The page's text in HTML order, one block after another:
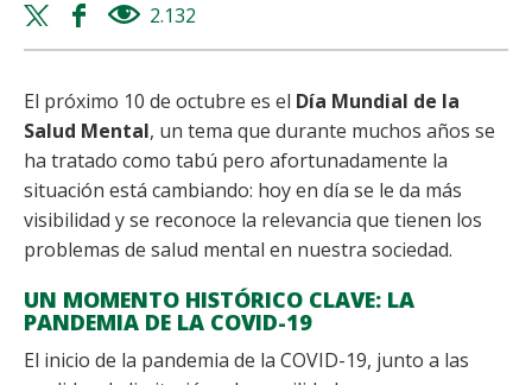
Twitter
share
Facebook
share
2.132
El próximo 10 de octubre es el Día Mundial de la
Salud Mental, un tema que durante muchos años se
ha tratado como tabú pero afortunadamente la
situación está cambiando: hoy en día se le da más
visibilidad y se reconoce la relevancia que tienen los
problemas de salud mental en nuestra sociedad.
UN MOMENTO HISTÓRICO CLAVE: LA
PANDEMIA DE LA COVID-19
El inicio de la pandemia de la COVID-19, junto a las